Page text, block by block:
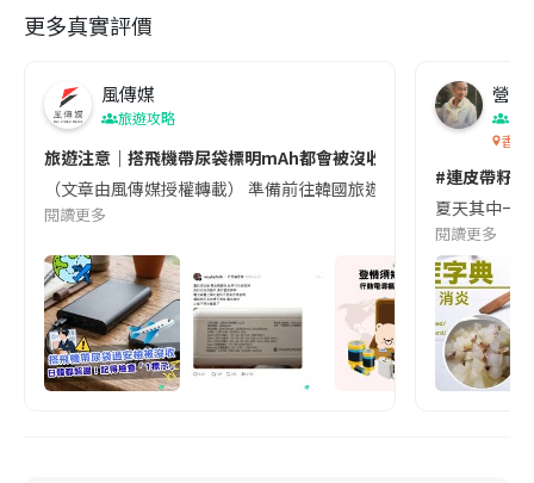
更多真實評價
風傳媒
旅遊攻略
旅遊注意｜搭飛機帶尿袋標明mAh都會被沒收😱出發前切記檢查
（文章由風傳媒授權轉載） 準備前往韓國旅遊的民眾，近期要
閱讀更多
營養
香港
#連皮帶籽
夏天其中一
閱讀更多